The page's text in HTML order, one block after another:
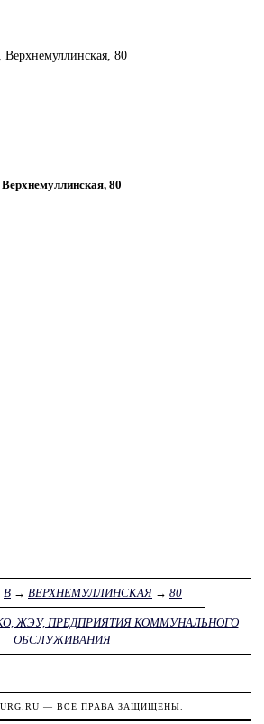
Верхнемуллинская, 80
80
В → ВЕРХНЕМУЛЛИНСКАЯ → 80
ЖЭУ, ПРЕДПРИЯТИЯ КОММУНАЛЬНОГО
ОБСЛУЖИВАНИЯ
— ВСЕ ПРАВА ЗАЩИЩЕНЫ.